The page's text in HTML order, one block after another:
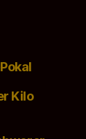
Kilo